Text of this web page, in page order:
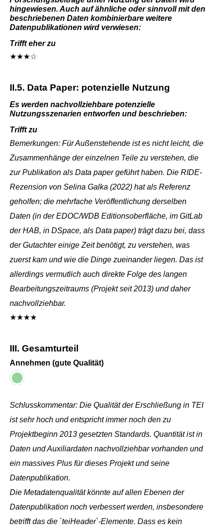
hingewiesen. Auch auf ähnliche oder sinnvoll mit den
beschriebenen Daten kombinierbare weitere
Datenpublikationen wird verwiesen:
Trifft eher zu
★★★☆
II.5. Data Paper: potenzielle Nutzung
Es werden nachvollziehbare potenzielle
Nutzungsszenarien entworfen und beschrieben:
Trifft zu
Bemerkungen: Für Außenstehende ist es nicht leicht, die
Zusammenhänge der einzelnen Teile zu verstehen, die
zur Publikation als Data paper geführt haben. Die RIDE-
Rezension von Selina Galka (2022) hat als Referenz
geholfen; die mehrfache Veröffentlichung derselben
Daten (in der EDOC/WDB Editionsoberfläche, im GitLab
der HAB, in DSpace, als Data paper) trägt dazu bei, dass
der Gutachter einige Zeit benötigt, zu verstehen, was
zuerst kam und wie die Dinge zueinander liegen. Das ist
allerdings vermutlich auch direkte Folge des langen
Bearbeitungszeitraums (Projekt seit 2013) und daher
nachvollziehbar.
★★★★
III. Gesamturteil
Annehmen (gute Qualität)
Schlusskommentar: Die Qualität der Erschließung in TEI
ist sehr hoch und entspricht immer noch den zu
Projektbeginn 2013 gesetzten Standards. Quantität ist in
Daten und Auxiliardaten nachvollziehbar vorhanden und
ein massives Plus für dieses Projekt und seine
Datenpublikation.
Die Metadatenqualität könnte auf allen Ebenen der
Datenpublikation noch verbessert werden, insbesondere
betrifft das die `teiHeader`-Elemente. Dass es kein